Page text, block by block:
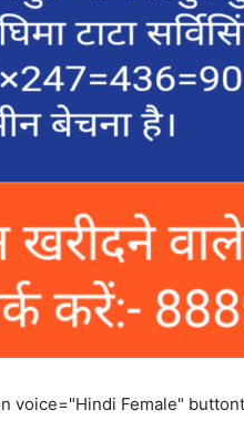
voice="Hindi Female"